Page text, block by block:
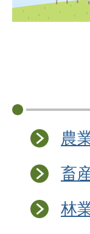
農
畜
林